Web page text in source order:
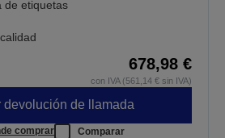
de etiquetas
678,98 €
con IVA (561,14 € sin IVA)
devolución de llamada
comprar Comparar